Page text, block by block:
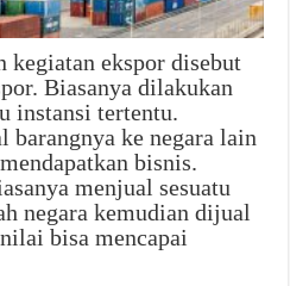
kegiatan ekspor disebut
Biasanya dilakukan
instansi tertentu.
barangnya ke negara lain
bisnis.
menjual sesuatu
negara kemudian dijual
bisa mencapai